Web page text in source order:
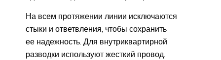
На всем протяжении линии исключаются
стыки и ответвления, чтобы сохранить
ее надежность. Для внутриквартирной
разводки используют жесткий провод.